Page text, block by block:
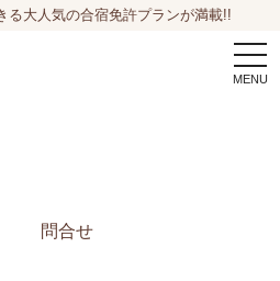
る大人気の合宿免許プランが満載!!
問合せ